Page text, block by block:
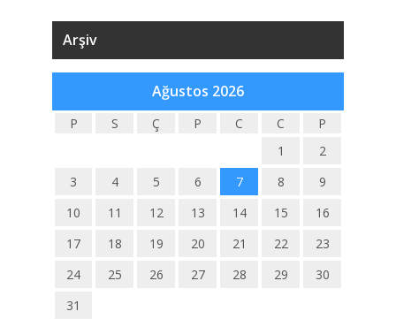
Arşiv
Ağustos 2026
P S Ç P C C
P
1
2
3
4 5 6 7 8
9
10
11 12 13 14 15
16
17
18 19 20 21 22
23
24
25 26 27 28 29
30
31